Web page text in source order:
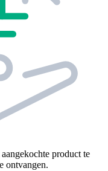
product te
ontvangen.